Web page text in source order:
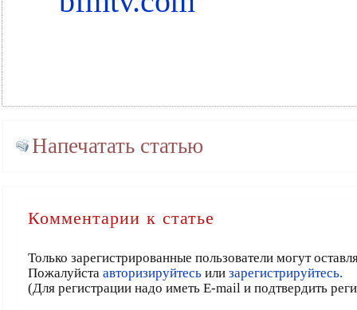
Напечатать статью
Комментарии к статье
Только зарегистрированные пользователи могут
Пожалуйста авторизируйтесьили зарегистрируйтесь.
(Для регистрации надо иметь E-mail и подтвердить